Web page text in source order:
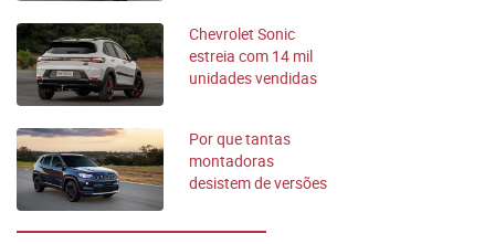
Chevrolet Sonic
estreia com 14 mil
unidades vendidas
Por que tantas
montadoras
desistem de versões
Brasil